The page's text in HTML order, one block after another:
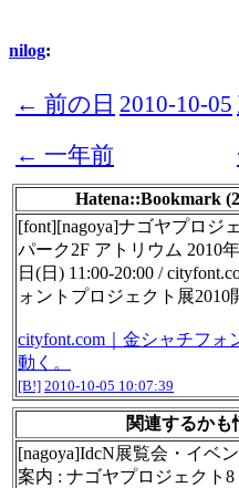
nilog:
← 前の日 2010-10-05
← 一年前
Hatena::Bookmark
[font][nagoya]ナゴヤプロジ
パーク2F アトリウム 2010
日(日) 11:00-20:00 /
ォントプロジェクト展2010
cityfont.com｜金シャチフォ
動く。
[B!] 2010-10-05 10:07:39
関連するかも
[nagoya]IdcN展覧会・イベ
案内 : ナゴヤプロジェクト8